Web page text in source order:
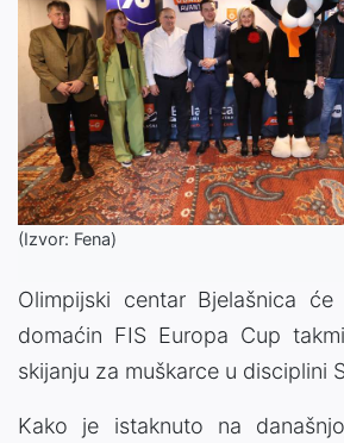
(Izvor: Fena)
Olimpijski centar Bjelašnica
domaćin FIS Europa Cup
skijanju za muškarce u disciplini
Kako je istaknuto na